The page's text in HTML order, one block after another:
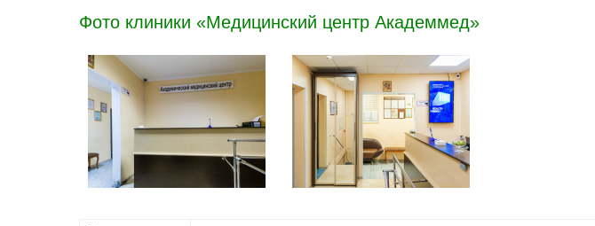
Фото клиники «Медицинский центр Академмед»